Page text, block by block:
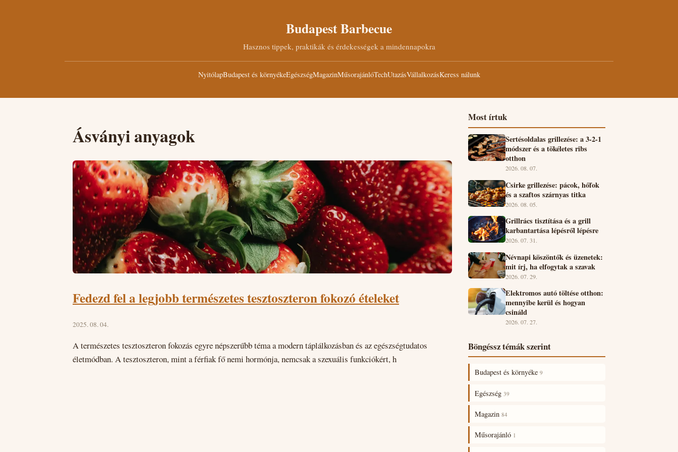
Budapest Barbecue
Hasznos tippek, praktikák és érdekességek a mindennapokra
NyitólapBudapest és környékeEgészségMagazinMűsorajánlóTechUtazásVállalkozásKeress nálunk
Ásványi anyagok
Fedezd fel a legjobb természetes tesztoszteron fokozó ételeket
2025. 08. 04.
A természetes tesztoszteron fokozás egyre népszerűbb téma a modern táplálkozásban és az egészségtudatos
életmódban. A tesztoszteron, mint a férfiak fő nemi hormónja, nemcsak a szexuális funkciókért, h
Most írtuk
Sertésoldalas grillezése: a 3-2-1
módszer és a tökéletes ribs
otthon
2026. 08. 07.
Csirke grillezése: pácok, hőfok
és a szaftos szárnyas titka
2026. 08. 05.
Grillrács tisztítása és a grill
karbantartása lépésről lépésre
2026. 07. 31.
Névnapi köszöntők és üzenetek:
mit írj, ha elfogytak a szavak
2026. 07. 29.
Elektromos autó töltése otthon:
mennyibe kerül és hogyan
csináld
2026. 07. 27.
Böngéssz témák szerint
Budapest és környéke 9
Egészség 39
Magazin 84
Műsorajánló 1